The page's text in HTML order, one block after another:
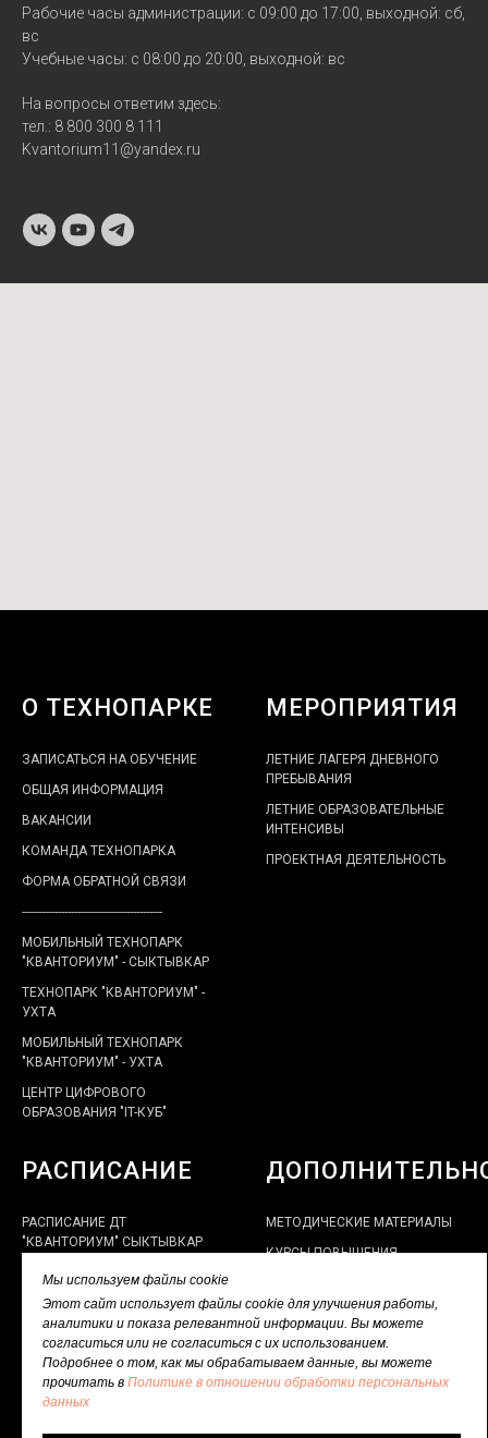
Рабочие часы администрации: с 09:00 до 17:00, выходной: сб,
вс
Учебные часы: с 08:00 до 20:00, выходной: вс
На вопросы ответим здесь:
тел.: 8 800 300 8 111
Kvantorium11@yandex.ru
О ТЕХНОПАРКЕ
ЗАПИСАТЬСЯ НА ОБУЧЕНИЕ
ОБЩАЯ ИНФОРМАЦИЯ
ВАКАНСИИ
КОМАНДА ТЕХНОПАРКА
ФОРМА ОБРАТНОЙ СВЯЗИ
-------------------------------------------
МОБИЛЬНЫЙ ТЕХНОПАРК
"КВАНТОРИУМ" - СЫКТЫВКАР
ТЕХНОПАРК "КВАНТОРИУМ" -
УХТА
МОБИЛЬНЫЙ ТЕХНОПАРК
"КВАНТОРИУМ" - УХТА
ЦЕНТР ЦИФРОВОГО
ОБРАЗОВАНИЯ "IT-КУБ"
МЕРОПРИЯТИЯ
ЛЕТНИЕ ЛАГЕРЯ ДНЕВНОГО
ПРЕБЫВАНИЯ
ЛЕТНИЕ ОБРАЗОВАТЕЛЬНЫЕ
ИНТЕНСИВЫ
ПРОЕКТНАЯ ДЕЯТЕЛЬНОСТЬ
РАСПИСАНИЕ
РАСПИСАНИЕ ДТ
"КВАНТОРИУМ" СЫКТЫВКАР
РАСПИСАНИЕ ЦЦОД "IT-CUBE"
РАСПИСАНИЕ ДТ
"КВАНТОРИУМ" УХТА
МЕТОДИЧЕСКИЕ МАТЕРИАЛЫ
КУРСЫ ПОВЫШЕНИЯ
ДИСТАНЦИОННАЯ ФОРМА
РАБОТЫ
ЭЛЕКТРОННЫЙ КАБИНЕТ
НАСТАВНИКА
Мы используем файлы cookie
Этот сайт использует файлы cookie для улучшения работы,
аналитики и показа релевантной информации. Вы можете
согласиться или не согласиться с их использованием.
Подробнее о том, как мы обрабатываем данные, вы можете
прочитать в Политике в отношении обработки персональных
данных